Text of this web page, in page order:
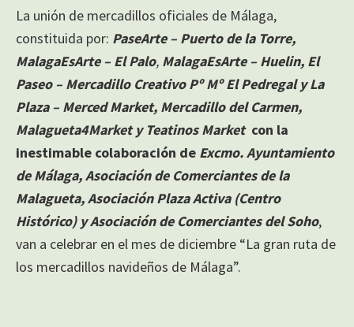
La unión de mercadillos oficiales de Málaga,
constituida por: PaseArte – Puerto de la Torre,
MalagaEsArte – El Palo, MalagaEsArte – Huelin, El
Paseo – Mercadillo Creativo Pº Mº El Pedregal y La
Plaza – Merced Market, Mercadillo del Carmen,
Malagueta4Market y Teatinos Market con la
inestimable colaboración de Excmo. Ayuntamiento
de Málaga, Asociación de Comerciantes de la
Malagueta, Asociación Plaza Activa (Centro
Histórico) y Asociación de Comerciantes del Soho,
van a celebrar en el mes de diciembre “La gran ruta de
los mercadillos navideños de Málaga”.